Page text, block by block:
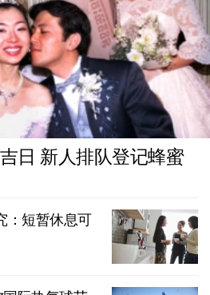
日 新人排队登记蜂蜜
：短暂休息可